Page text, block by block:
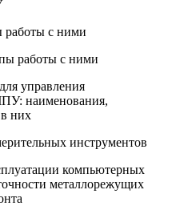
с ними
работы с ними
управления
наименования,
них
инструментов
компьютерных
металлорежущих